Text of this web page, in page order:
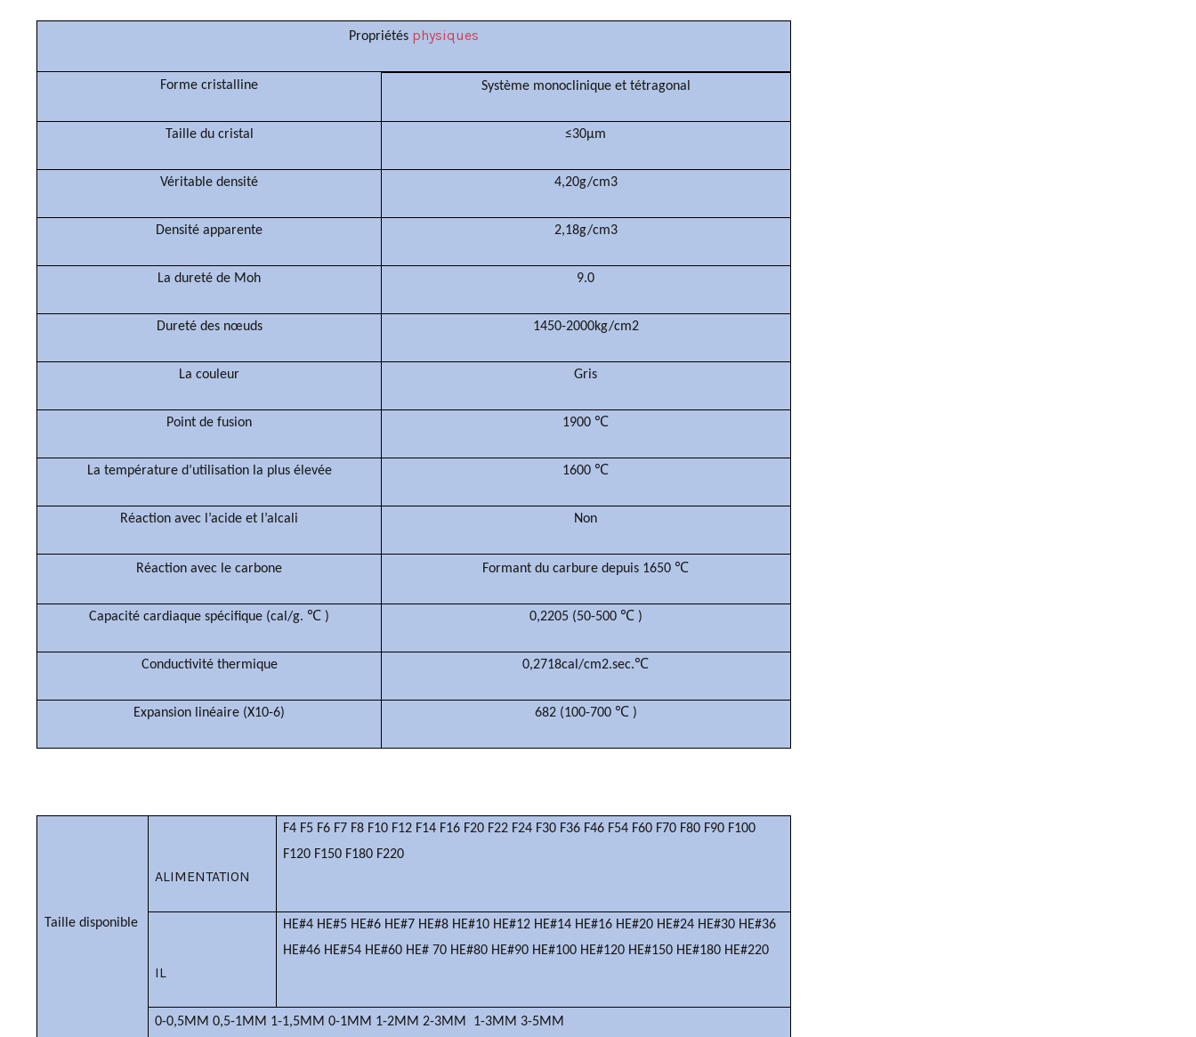
Propriétés physiques
Forme cristalline Système monoclinique et tétragonal
Taille du cristal ≤30μm
Véritable densité 4,20g/cm3
Densité apparente 2,18g/cm3
La dureté de Moh 9.0
Dureté des nœuds 1450-2000kg/cm2
La couleur Gris
Point de fusion 1900 ℃
La température d’utilisation la plus élevée 1600 ℃
Réaction avec l’acide et l’alcali Non
Réaction avec le carbone Formant du carbure depuis 1650 ℃
Capacité cardiaque spécifique (cal/g. ℃ ) 0,2205 (50-500 ℃ )
Conductivité thermique 0,2718cal/cm2.sec.℃
Expansion linéaire (X10-6) 682 (100-700 ℃ )
Taille disponible
ALIMENTATION
F4 F5 F6 F7 F8 F10 F12 F14 F16 F20 F22 F24 F30 F36 F46 F54 F60 F70 F80 F90 F100
F120 F150 F180 F220
IL
HE#4 HE#5 HE#6 HE#7 HE#8 HE#10 HE#12 HE#14 HE#16 HE#20 HE#24 HE#30 HE#36
HE#46 HE#54 HE#60 HE# 70 HE#80 HE#90 HE#100 HE#120 HE#150 HE#180 HE#220
0-0,5MM 0,5-1MM 1-1,5MM 0-1MM 1-2MM 2-3MM 1-3MM 3-5MM